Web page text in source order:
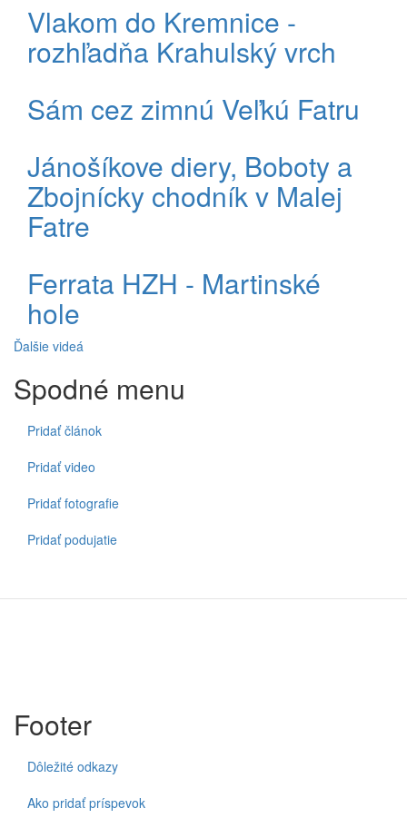
Vlakom do Kremnice -
rozhľadňa Krahulský vrch
Sám cez zimnú Veľkú Fatru
Jánošíkove diery, Boboty a
Zbojnícky chodník v Malej
Fatre
Ferrata HZH - Martinské
hole
Ďalšie videá
Spodné menu
Pridať článok
Pridať video
Pridať fotografie
Pridať podujatie
Footer
Dôležité odkazy
Ako pridať príspevok